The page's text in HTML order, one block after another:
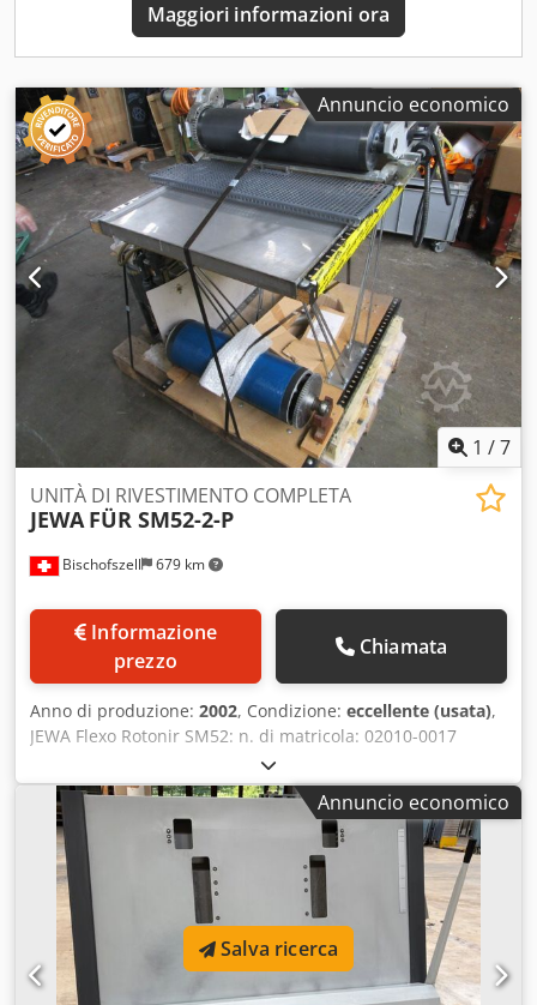
Maggiori informazioni ora
Annuncio economico
1 /7
Bischofszell 679 km
UNITÀ DI RIVESTIMENTO COMPLETA
JEWA FÜR SM52-2-P
prezzo
Chiamata
Anno di produzione: 2002, Condizione: eccellente (usata),
JEWA Flexo Rotonir SM52: n. di matricola: 02010-0017
Crodjd Nd T Ujpfx Agdjf BALDWIN: tipo: FK-1-500 // n. di
serie: 151166 // n. articolo: 150.01.0001
Annuncio economico
Salva ricerca